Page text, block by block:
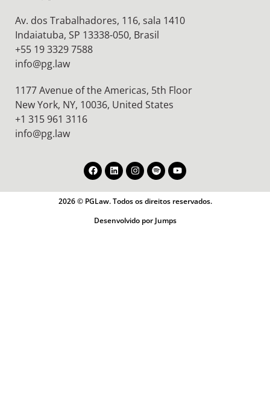
Av. dos Trabalhadores, 116, sala 1410
Indaiatuba, SP 13338-050, Brasil
+55 19 3329 7588
info@pg.law
1177 Avenue of the Americas, 5th Floor
New York, NY, 10036, United States
+1 315 961 3116
info@pg.law
2026 © PGLaw. Todos os direitos reservados.
Desenvolvido por Jumps